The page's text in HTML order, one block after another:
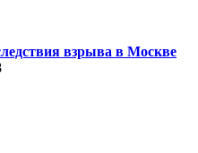
взрыва в Москве